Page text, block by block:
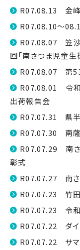
R07.08.13 金
R07.08.10～
R07.08.07 笠沙
回「南さつま児童
R07.08.07 第
R07.08.01 令和
出荷報告会
R07.07.31 県
R07.07.30 南
R07.07.29 南さ
彰式
R07.07.27 南さ
R07.07.23 竹
R07.07.23 令和
R07.07.22 ダイ
R07.07.22 サマ